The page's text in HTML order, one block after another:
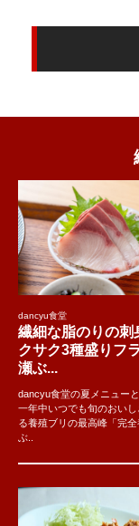
dancyu食堂
繊細な脂のりの刺
クサク3種盛りフ
瀬ぶ...
dancyu食堂の夏メニューと
一年中いつでも旬のおいし
る養殖ブリの最高峰「完
ぶ..